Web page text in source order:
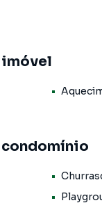
de festas e sala
outro ponto forte,
para quem
este